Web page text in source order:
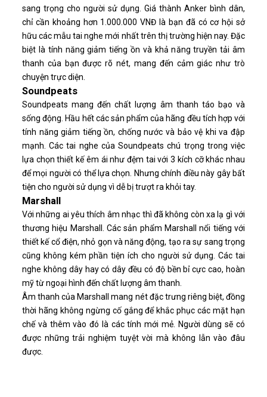
sang trọng cho người sử dụng. Giá thành Anker bình dân,
chỉ cần khoảng hơn 1.000.000 VNĐ là bạn đã có cơ hội sở
hữu các mẫu tai nghe mới nhất trên thị trường hiện nay. Đặc
biệt là tính năng giảm tiếng ồn và khả năng truyền tải âm
thanh của bạn được rõ nét, mang đến cảm giác như trò
chuyện trực diện.
Soundpeats
Soundpeats mang đến chất lượng âm thanh táo bạo và
sống động. Hầu hết các sản phẩm của hãng đều tích hợp với
tính năng giảm tiếng ồn, chống nước và bảo vệ khi va đập
mạnh. Các tai nghe của Soundpeats chú trọng trong việc
lựa chọn thiết kế êm ái như đệm tai với 3 kích cỡ khác nhau
để mọi người có thể lựa chọn. Nhưng chính điều này gây bất
tiện cho người sử dụng vì dễ bị trượt ra khỏi tay.
Marshall
Với những ai yêu thích âm nhạc thì đã không còn xa lạ gì với
thương hiệu Marshall. Các sản phẩm Marshall nổi tiếng với
thiết kế cổ điện, nhỏ gọn và năng động, tạo ra sự sang trọng
cũng không kém phần tiện ích cho người sử dụng. Các tai
nghe không dây hay có dây đều có độ bền bỉ cực cao, hoàn
mỹ từ ngoại hình đến chất lượng âm thanh.
Âm thanh của Marshall mang nét đặc trưng riêng biệt, đồng
thời hãng không ngừng cố gắng để khắc phục các mặt hạn
chế và thêm vào đó là các tính mới mẻ. Người dùng sẽ có
được những trải nghiệm tuyệt vời mà không lẫn vào đâu
được.